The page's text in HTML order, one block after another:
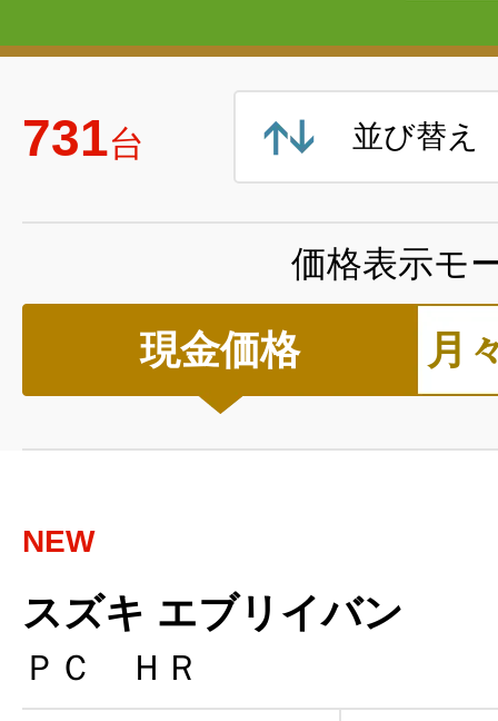
731台 並び替え
価格表示モ
現金価格 月
NEW
スズキ エブリイバン
ＰＣ ＨＲ